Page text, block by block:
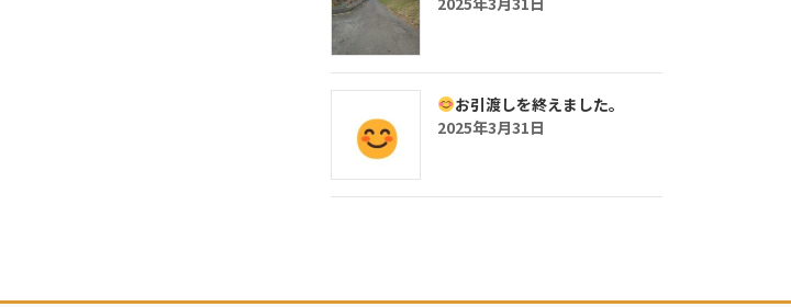
お引渡しを終えました。
2025年3月31日